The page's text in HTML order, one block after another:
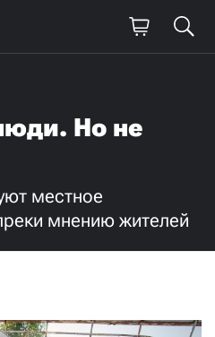
Но не
местное
мнению жителей
1000